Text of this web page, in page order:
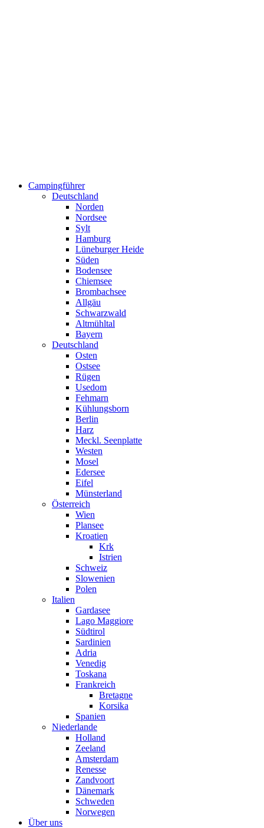
Campingführer
Deutschland
Norden
Nordsee
Sylt
Hamburg
Lüneburger Heide
Süden
Bodensee
Chiemsee
Brombachsee
Allgäu
Schwarzwald
Altmühltal
Bayern
Deutschland
Osten
Ostsee
Rügen
Usedom
Fehmarn
Kühlungsborn
Berlin
Harz
Meckl. Seenplatte
Westen
Mosel
Edersee
Eifel
Münsterland
Österreich
Wien
Plansee
Kroatien
Krk
Istrien
Schweiz
Slowenien
Polen
Italien
Gardasee
Lago Maggiore
Südtirol
Sardinien
Adria
Venedig
Toskana
Frankreich
Bretagne
Korsika
Spanien
Niederlande
Holland
Zeeland
Amsterdam
Renesse
Zandvoort
Dänemark
Schweden
Norwegen
Über uns